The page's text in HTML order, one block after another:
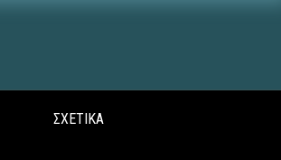
ΣΧΕΤΙΚΑ